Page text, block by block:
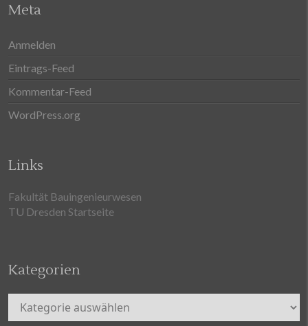
Meta
Anmelden
Eintrags-Feed
Kommentar-Feed
WordPress.org
Links
Fakultät Bauingenieurwesen
TU Dresden Startseite
Kategorien
Kategorien